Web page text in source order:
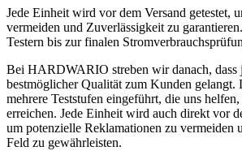
Jede Einheit wird vor dem Versand getestet,
vermeiden und Zuverlässigkeit zu
Testern bis zur finalen
Bei HARDWARIO streben wir danach, dass
bestmöglicher Qualität zum Kunden gelangt.
mehrere Teststufen eingeführt, die uns
erreichen. Jede Einheit wird auch direkt vor
um potenzielle Reklamationen zu vermeiden
Feld zu gewährleisten.